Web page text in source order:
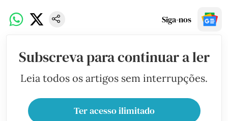
Siga-nos
Subscreva para continuar a ler
Leia todos os artigos sem interrupções.
Ter acesso ilimitado